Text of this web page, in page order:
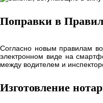
Поправки в
Согласно новым правилам
электронном виде на
между водителем и
Изготовление